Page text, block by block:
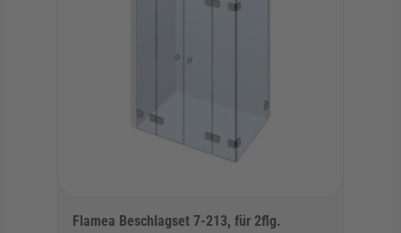
Flamea Beschlagset 7-213, für 2flg.